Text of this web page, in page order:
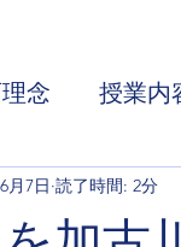
念 授業内
月7日 読了時間: 2分